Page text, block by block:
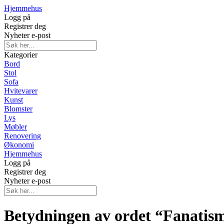
Hjemmehus
Logg på
Registrer deg
Nyheter e-post
Kategorier
Bord
Stol
Sofa
Hvitevarer
Kunst
Blomster
Lys
Møbler
Renovering
Økonomi
Hjemmehus
Logg på
Registrer deg
Nyheter e-post
Betydningen av ordet